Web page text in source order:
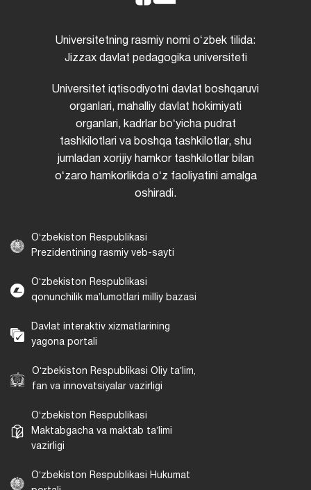
Universitetning rasmiy nomi oʻzbek tilida:
Jizzax davlat pedagogika universiteti
Universitet iqtisodiyotni davlat boshqaruvi
organlari, mahalliy davlat hokimiyati
organlari, kadrlar boʻyicha pudrat
tashkilotlari va boshqa tashkilotlar, shu
jumladan xorijiy hamkor tashkilotlar bilan
oʻzaro hamkorlikda oʻz faoliyatini amalga
oshiradi.
Oʻzbekiston Respublikasi
Prezidentining rasmiy veb-sayti
Oʻzbekiston Respublikasi
qonunchilik maʼlumotlari milliy bazasi
Davlat interaktiv xizmatlarining
yagona portali
Oʻzbekiston Respublikasi Oliy taʼlim,
fan va innovatsiyalar vazirligi
Oʻzbekiston Respublikasi
Maktabgacha va maktab taʼlimi
vazirligi
Oʻzbekiston Respublikasi Hukumat